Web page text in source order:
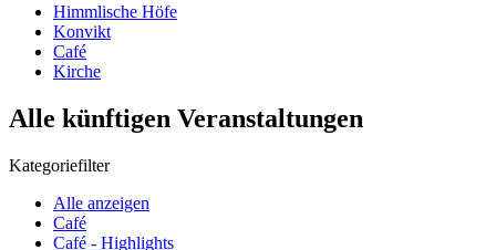
Himmlische Höfe
Konvikt
Café
Kirche
Alle künftigen Veranstaltungen
Kategoriefilter
Alle anzeigen
Café
Café - Highlights